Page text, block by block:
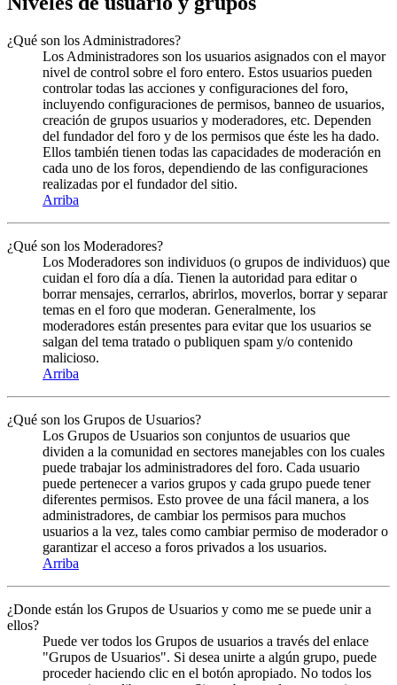
¿Qué son los Administradores?
Los Administradores son los usuarios asignados con el mayor
nivel de control sobre el foro entero. Estos usuarios pueden
controlar todas las acciones y configuraciones del foro,
incluyendo configuraciones de permisos, banneo de usuarios,
creación de grupos usuarios y moderadores, etc. Dependen
del fundador del foro y de los permisos que éste les ha dado.
Ellos también tienen todas las capacidades de moderación en
cada uno de los foros, dependiendo de las configuraciones
realizadas por el fundador del sitio.
Arriba
¿Qué son los Moderadores?
Los Moderadores son individuos (o grupos de individuos) que
cuidan el foro día a día. Tienen la autoridad para editar o
borrar mensajes, cerrarlos, abrirlos, moverlos, borrar y separar
temas en el foro que moderan. Generalmente, los
moderadores están presentes para evitar que los usuarios se
salgan del tema tratado o publiquen spam y/o contenido
malicioso.
Arriba
¿Qué son los Grupos de Usuarios?
Los Grupos de Usuarios son conjuntos de usuarios que
dividen a la comunidad en sectores manejables con los cuales
puede trabajar los administradores del foro. Cada usuario
puede pertenecer a varios grupos y cada grupo puede tener
diferentes permisos. Esto provee de una fácil manera, a los
administradores, de cambiar los permisos para muchos
usuarios a la vez, tales como cambiar permiso de moderador o
garantizar el acceso a foros privados a los usuarios.
Arriba
¿Donde están los Grupos de Usuarios y como me se puede unir a
ellos?
Puede ver todos los Grupos de usuarios a través del enlace
"Grupos de Usuarios". Si desea unirte a algún grupo, puede
proceder haciendo clic en el botón apropiado. No todos los